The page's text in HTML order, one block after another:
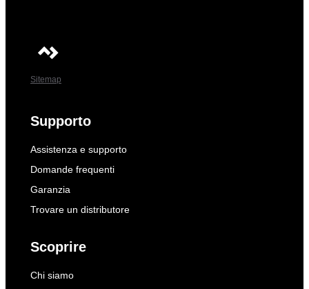
Sitemap
Supporto
Assistenza e supporto
Domande frequenti
Garanzia
Trovare un distributore
Scoprire
Chi siamo